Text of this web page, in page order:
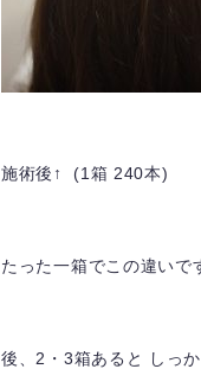
施術後↑ (1箱 240本)
たった一箱でこの違いで
後、2・3箱あると しっ